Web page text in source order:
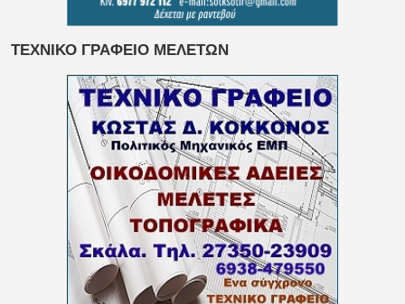
ΤΕΧΝΙΚΟ ΓΡΑΦΕΙΟ ΜΕΛΕΤΩΝ